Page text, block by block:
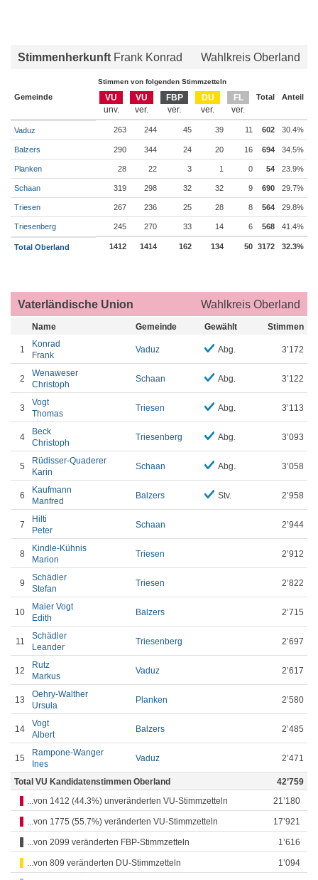
Stimmenherkunft Frank Konrad Wahlkreis Oberland
Stimmen von folgenden Stimmzetteln
Gemeinde VU VU FBP DU FL Total Anteil
Vaduz 263 244 45 39 11 602 30.4%
Balzers 290 344 24 20 16 694 34.5%
Planken 28 22 3 1 0 54 23.9%
Schaan 319 298 32 32 9 690 29.7%
Triesen 267 236 25 28 8 564 29.8%
Triesenberg 245 270 33 14 6 568 41.4%
Total Oberland 1412 1414 162 134 50 3172 32.3%
Vaterländische Union Wahlkreis Oberland
Name Gemeinde Gewählt Stimmen
1
Konrad
Frank
Vaduz Abg. 3’172
2
Wenaweser
Christoph
Schaan Abg. 3’122
3
Vogt
Thomas
Triesen Abg. 3’113
4
Beck
Christoph
Triesenberg Abg. 3’093
5
Rüdisser-Quaderer
Karin
Schaan Abg. 3’058
6
Kaufmann
Manfred
Balzers Stv. 2’958
7
Hilti
Peter
Schaan 2’944
8
Kindle-Kühnis
Marion
Triesen 2’912
9
Schädler
Stefan
Triesen 2’822
10
Maier Vogt
Edith
Balzers 2’715
11
Schädler
Leander
Triesenberg 2’697
12
Rutz
Markus
Vaduz 2’617
13
Oehry-Walther
Ursula
Planken 2’580
14
Vogt
Albert
Balzers 2’485
15
Rampone-Wanger
Ines
Vaduz 2’471
Total VU Kandidatenstimmen Oberland
42’759
...von 1412 (44.3%) unveränderten VU-Stimmzetteln
21’180
...von 1775 (55.7%) veränderten VU-Stimmzetteln 17’921
...von 2099 veränderten FBP-Stimmzetteln 1’616
...von 809 veränderten DU-Stimmzetteln 1’094